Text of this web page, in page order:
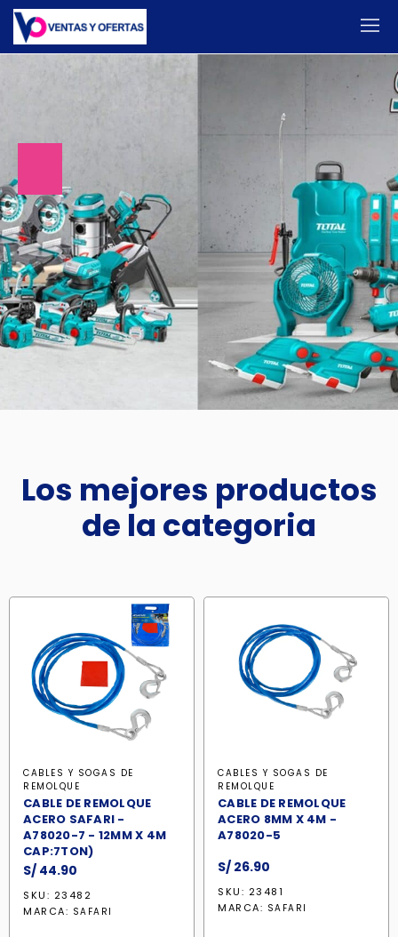
Los mejores productos
de la categoria
CABLES Y SOGAS DE
REMOLQUE
CABLE DE REMOLQUE
ACERO SAFARI -
A78020-7 - 12MM X 4M
CAP:7TON)
S/ 44.90
SKU: 23482
MARCA: SAFARI
CABLES Y SOGAS DE
REMOLQUE
CABLE DE REMOLQUE
ACERO 8MM X 4M -
A78020-5
S/ 26.90
SKU: 23481
MARCA: SAFARI